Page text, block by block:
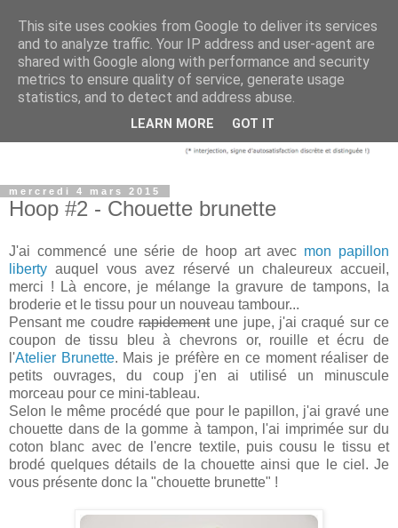
mercredi 4 mars 2015
Hoop #2 - Chouette brunette
J'ai commencé une série de hoop art avec mon papillon
liberty auquel vous avez réservé un chaleureux accueil,
merci ! Là encore, je mélange la gravure de tampons, la
broderie et le tissu pour un nouveau tambour...
Pensant me coudre rapidementune jupe, j'ai craqué sur ce
coupon de tissu bleu à chevrons or, rouille et écru de
l'Atelier Brunette. Mais je préfère en ce moment réaliser de
petits ouvrages, du coup j'en ai utilisé un minuscule
morceau pour ce mini-tableau.
Selon le même procédé que pour le papillon, j'ai gravé une
chouette dans de la gomme à tampon, l'ai imprimée sur du
coton blanc avec de l'encre textile, puis cousu le tissu et
brodé quelques détails de la chouette ainsi que le ciel. Je
vous présente donc la "chouette brunette" !
This site uses cookies from Google to deliver its services
and to analyze traffic. Your IP address and user-agent are
shared with Google along with performance and security
metrics to ensure quality of service, generate usage
statistics, and to detect and address abuse.
LEARN MORE GOT IT